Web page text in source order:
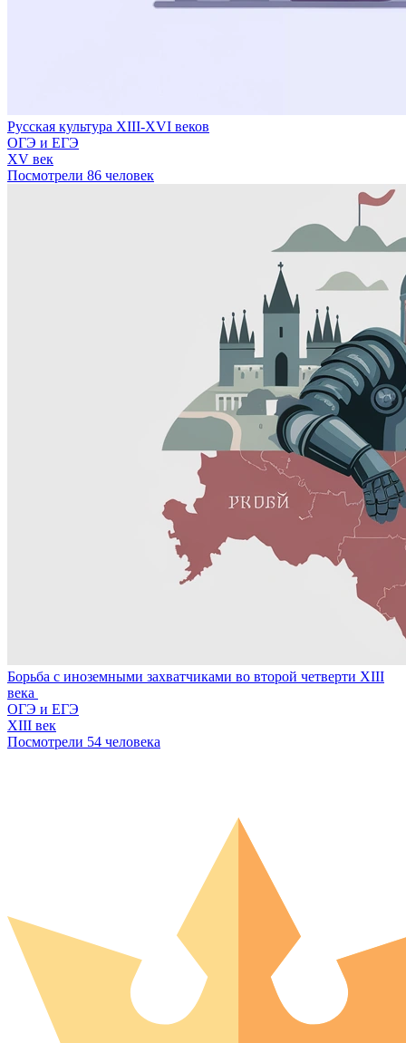
Русская культура XIII-XVI веков
ОГЭ и ЕГЭ
XV век
Посмотрели 86 человек
Борьба с иноземными захватчиками во второй четверти XIII
века
ОГЭ и ЕГЭ
XIII век
Посмотрели 54 человека